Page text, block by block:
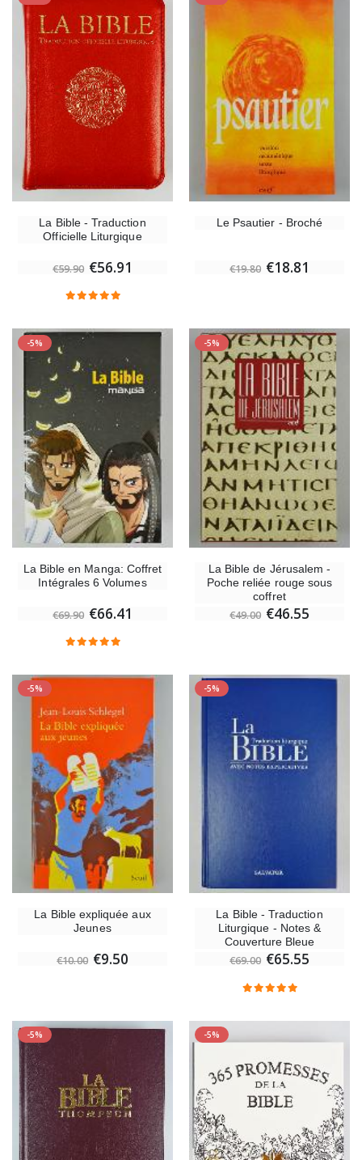
La Bible - Traduction
Officielle Liturgique
€59.90 €56.91
Le Psautier - Broché
€19.80 €18.81
-5%
La Bible en Manga: Coffret
Intégrales 6 Volumes
€69.90 €66.41
-5%
La Bible de Jérusalem -
Poche reliée rouge sous
coffret
€49.00 €46.55
-5%
La Bible expliquée aux
Jeunes
€10.00 €9.50
-5%
La Bible - Traduction
Liturgique - Notes &
Couverture Bleue
€69.00 €65.55
-5% -5%